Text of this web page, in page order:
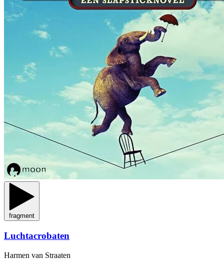
fragment
Luchtacrobaten
Harmen van Straaten